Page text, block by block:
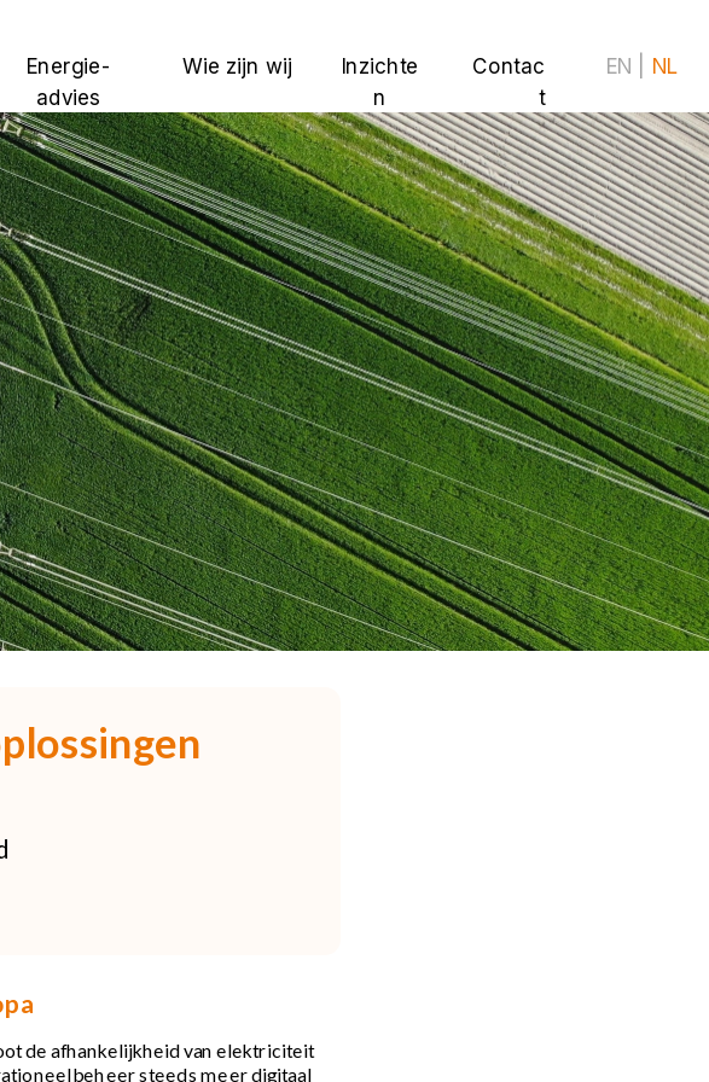
Contac
t
Wie zijn wij EN NL
Energie-
advies
Inzichte
n
de afhankelijkheid van elektriciteit
beheer steeds meer digitaal